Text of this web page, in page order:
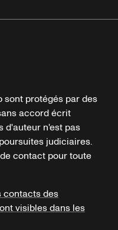
sont protégés par des
accord écrit
d'auteur n'est pas
judiciaires.
contact pour toute
contacts des
visibles dans les